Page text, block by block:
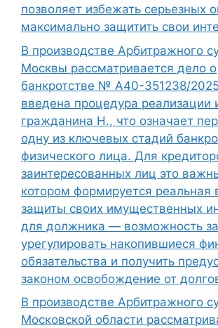
позволяет избежать серьезных
максимально защитить свои
В производстве Арбитражного
Москвы рассматривается дело о
банкротстве № А40-351238/
введена процедура реализации
гражданина Н., что означает
одну из ключевых стадий
физического лица. Для
заинтересованных лиц это
котором формируется реальная
защиты своих имущественных
для должника — возможность
урегулировать накопившиеся
обязательства и получить
законом освобождение от
В производстве Арбитражного
Московской области